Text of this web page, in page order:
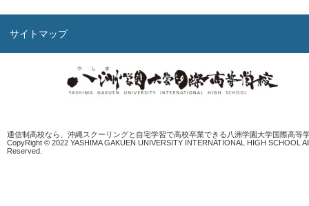
サイトマップ
通信制高校なら、沖縄スクーリングと自宅学習で高校卒業できる八洲学園大学国際高等
CopyRight © 2022 YASHIMA GAKUEN UNIVERSITY INTERNATIONAL HIGH SCHOOL
Reserved.